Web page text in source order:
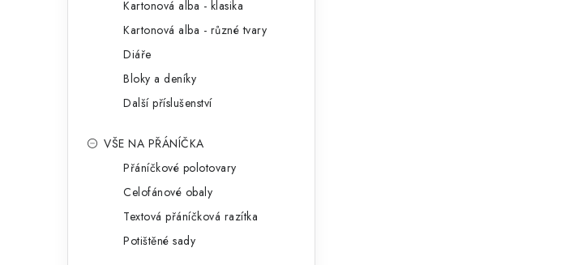
Kartonová alba - klasika
Kartonová alba - různé tvary
Diáře
Bloky a deníky
Další příslušenství
VŠE NA PŘÁNÍČKA
Přáníčkové polotovary
Celofánové obaly
Textová přáníčková razítka
Potištěné sady